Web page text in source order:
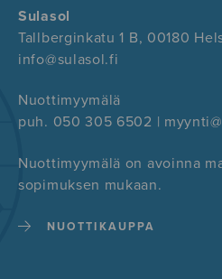
Sulasol
Tallberginkatu 1 B, 00180
info@sulasol.fi
Nuottimyymälä
puh. 050 305 6502 |
Nuottimyymälä on avoinna
sopimuksen mukaan.
NUOTTIKAUPPA